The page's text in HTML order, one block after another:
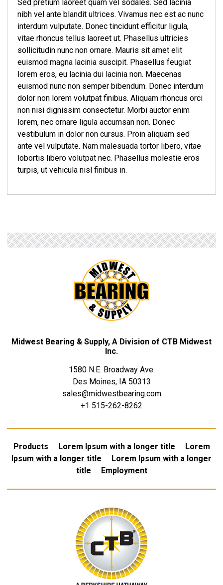
Sed pretium laoreet quam vel sodales. Sed lacinia
nibh vel ante blandit ultrices. Vivamus nec est ac nunc
interdum vulputate. Donec tincidunt efficitur ligula,
vitae rhoncus tellus laoreet ut. Phasellus ultricies
sollicitudin nunc non ornare. Mauris sit amet elit
euismod magna lacinia suscipit. Phasellus feugiat
lorem eros, eu lacinia dui lacinia non. Maecenas
euismod nunc non semper bibendum. Donec interdum
dolor non lorem volutpat finibus. Aliquam rhoncus orci
non nisi dignissim consectetur. Morbi auctor enim
lorem, nec ornare ligula accumsan non. Donec
vestibulum in dolor non cursus. Proin aliquam sed
ante vel vulputate. Nam malesuada tortor libero, vitae
lobortis libero volutpat nec. Phasellus molestie eros
turpis, ut vehicula nisl finibus in.
Midwest Bearing & Supply, A Division of CTB Midwest
Inc.
1580 N.E. Broadway Ave.
Des Moines, IA 50313
sales@midwestbearing.com
+1 515-262-8262
Products Lorem Ipsum with a longer title
Lorem
Ipsum with a longer title
Lorem Ipsum with a longer
title
Employment